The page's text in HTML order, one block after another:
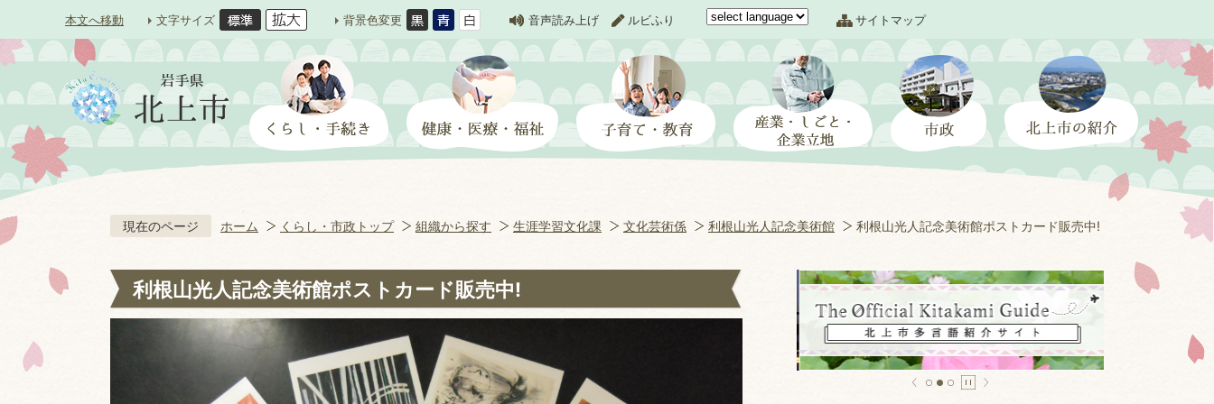
本文へ移動 文字サイズ 背景色変更 音声読み上げ ルビふり サイトマップ
現在のページ ホーム くらし・市政トップ 組織から探す 生涯学習文化課 文化芸術係 利根山光人記念美術館 利根山光人記念美術館ポストカード販売中!
利根山光人記念美術館ポストカード販売中!